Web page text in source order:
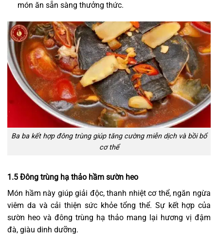
món ăn sẵn sàng thưởng thức.
Ba ba kết hợp đông trùng giúp tăng cường miễn dịch và bồi bổ
cơ thể
1.5 Đông trùng hạ thảo hầm sườn heo
Món hầm này giúp giải độc, thanh nhiệt cơ thể, ngăn ngừa
viêm da và cải thiện sức khỏe tổng thể. Sự kết hợp của
sườn heo và đông trùng hạ thảo mang lại hương vị đậm
đà, giàu dinh dưỡng.